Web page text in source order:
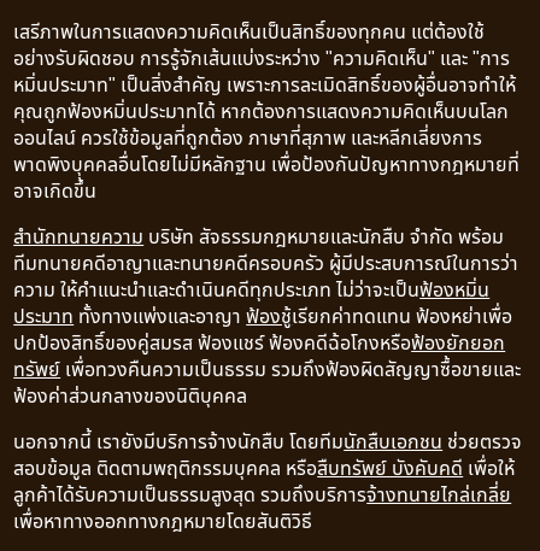
เสรีภาพในการแสดงความคิดเห็นเป็นสิทธิ์ของทุกคน แต่ต้องใช้
อย่างรับผิดชอบ การรู้จักเส้นแบ่งระหว่าง "ความคิดเห็น" และ "การ
หมิ่นประมาท" เป็นสิ่งสำคัญ เพราะการละเมิดสิทธิ์ของผู้อื่นอาจทำให้
คุณถูกฟ้องหมิ่นประมาทได้ หากต้องการแสดงความคิดเห็นบนโลก
ออนไลน์ ควรใช้ข้อมูลที่ถูกต้อง ภาษาที่สุภาพ และหลีกเลี่ยงการ
พาดพิงบุคคลอื่นโดยไม่มีหลักฐาน เพื่อป้องกันปัญหาทางกฎหมายที่
อาจเกิดขึ้น
สำนักทนายความ บริษัท สัจธรรมกฎหมายและนักสืบ จำกัด พร้อม
ทีมทนายคดีอาญาและทนายคดีครอบครัว ผู้มีประสบการณ์ในการว่า
ความ ให้คำแนะนำและดำเนินคดีทุกประเภท ไม่ว่าจะเป็นฟ้องหมิ่น
ประมาท ทั้งทางแพ่งและอาญาฟ้องชู้เรียกค่าทดแทน ฟ้องหย่าเพื่อ
ปกป้องสิทธิ์ของคู่สมรส ฟ้องแชร์ ฟ้องคดีฉ้อโกงหรือฟ้องยักยอก
ทรัพย์ เพื่อทวงคืนความเป็นธรรม รวมถึงฟ้องผิดสัญญาซื้อขายและ
ฟ้องค่าส่วนกลางของนิติบุคคล
นอกจากนี้ เรายังมีบริการจ้างนักสืบ โดยทีมนักสืบเอกชน ช่วยตรวจ
สอบข้อมูล ติดตามพฤติกรรมบุคคล หรือสืบทรัพย์ บังคับคดี เพื่อให้
ลูกค้าได้รับความเป็นธรรมสูงสุด รวมถึงบริการจ้างทนายไกล่เกลี่ย
เพื่อหาทางออกทางกฎหมายโดยสันติวิธี